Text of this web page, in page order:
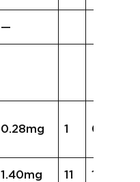
—
0.28mg 1 0.05mg
1.40mg 11 1.33mg